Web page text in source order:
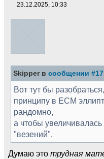
23.12.2025, 10:33
Skipper в сообщении
Вот тут бы
принципу в ECM
рандомно,
а чтобы
"везений".
Думаю это трудная